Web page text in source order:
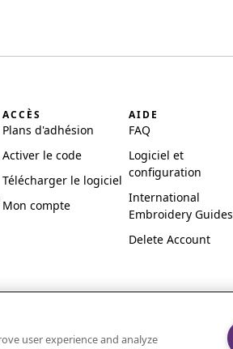
ACCÈS
Plans d'adhésion
Activer le code
Télécharger le logiciel
Mon compte
AIDE
FAQ
Logiciel et
configuration
International
Embroidery Guides
Delete Account
user experience and analyze